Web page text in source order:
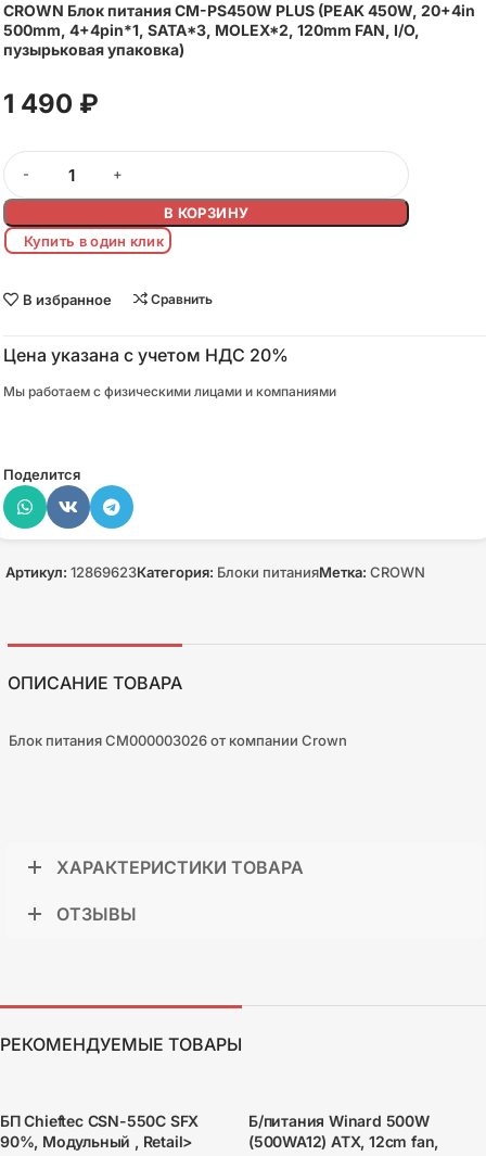
CROWN Блок питания CM-PS450W PLUS (PEAK 450W, 20+4in
500mm, 4+4pin*1, SATA*3, MOLEX*2, 120mm FAN, I/O,
пузырьковая упаковка)
1 490 ₽
В КОРЗИНУ
Купить в один клик
В избранное Сравнить
Цена указана с учетом НДС 20%
Мы работаем с физическими лицами и компаниями
Поделится
Артикул: 12869623Категория: Блоки питанияМетка: CROWN
ОПИСАНИЕ ТОВАРА
Блок питания CM000003026 от компании Crown
ХАРАКТЕРИСТИКИ ТОВАРА
ОТЗЫВЫ
РЕКОМЕНДУЕМЫЕ ТОВАРЫ
БП Chieftec CSN-550C SFX
90%, Модульный , Retail>
Б/питания Winard 500W
(500WA12) ATX, 12cm fan,